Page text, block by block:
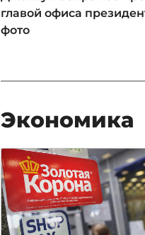
главой офиса
фото
Экономика